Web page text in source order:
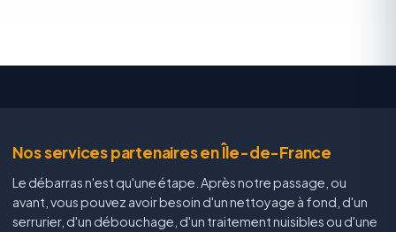
Nos services partenaires en Île-de-France
Le débarras n'est qu'une étape. Après notre passage, ou
avant, vous pouvez avoir besoin d'un nettoyage à fond, d'un
serrurier, d'un débouchage, d'un traitement nuisibles ou d'une